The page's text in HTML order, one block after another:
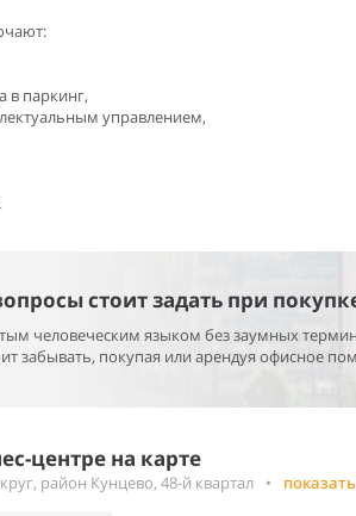
в паркинг,
управлением,
стоит задать при
человеческим языком без заумных
забывать, покупая или арендуя офисное
центре на карте
район Кунцево, 48-й квартал •